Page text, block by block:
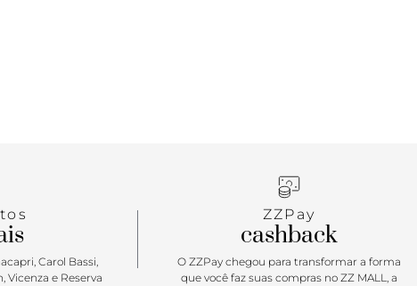
Carol Bassi,
Vicenza e Reserva
ZZPay
cashback
O ZZPay chegou para transformar a forma
que você faz suas compras no ZZ MALL, a